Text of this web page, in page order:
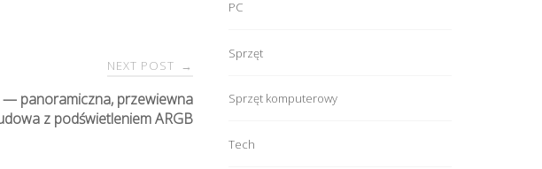
NEXT POST →
— panoramiczna, przewiewna
z podświetleniem ARGB
PC
Sprzęt
Sprzęt komputerowy
Tech